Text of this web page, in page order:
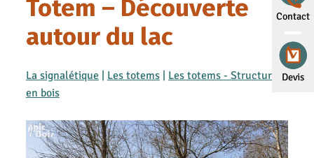
Contact
Devis
Totem – Découverte
autour du lac
La signalétique| Les totems| Les totems - Structures
en bois